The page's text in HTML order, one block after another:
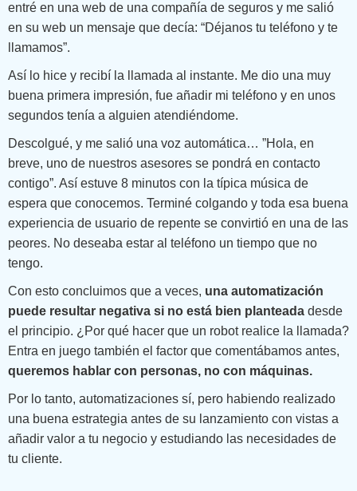
entré en una web de una compañía de seguros y me salió
en su web un mensaje que decía: “Déjanos tu teléfono y te
llamamos”.
Así lo hice y recibí la llamada al instante. Me dio una muy
buena primera impresión, fue añadir mi teléfono y en unos
segundos tenía a alguien atendiéndome.
Descolgué, y me salió una voz automática… ”Hola, en
breve, uno de nuestros asesores se pondrá en contacto
contigo”. Así estuve 8 minutos con la típica música de
espera que conocemos. Terminé colgando y toda esa buena
experiencia de usuario de repente se convirtió en una de las
peores. No deseaba estar al teléfono un tiempo que no
tengo.
Con esto concluimos que a veces, una automatización
puede resultar negativa si no está bien planteada desde
el principio. ¿Por qué hacer que un robot realice la llamada?
Entra en juego también el factor que comentábamos antes,
queremos hablar con personas, no con máquinas.
Por lo tanto, automatizaciones sí, pero habiendo realizado
una buena estrategia antes de su lanzamiento con vistas a
añadir valor a tu negocio y estudiando las necesidades de
tu cliente.